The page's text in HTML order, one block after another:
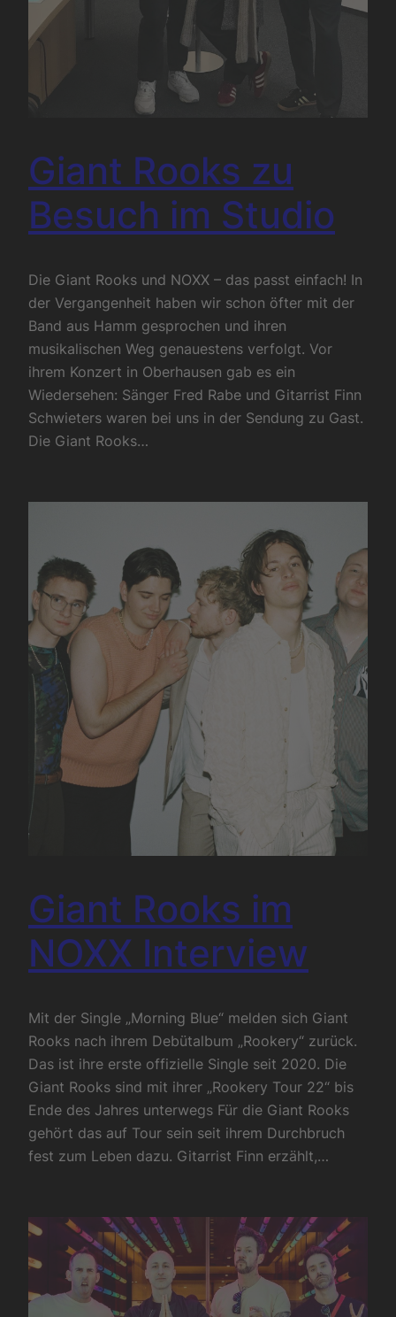
Giant Rooks zu
Besuch im Studio
Die Giant Rooks und NOXX – das passt einfach! In
der Vergangenheit haben wir schon öfter mit der
Band aus Hamm gesprochen und ihren
musikalischen Weg genauestens verfolgt. Vor
ihrem Konzert in Oberhausen gab es ein
Wiedersehen: Sänger Fred Rabe und Gitarrist Finn
Schwieters waren bei uns in der Sendung zu Gast.
Die Giant Rooks…
Giant Rooks im
NOXX Interview
Mit der Single „Morning Blue“ melden sich Giant
Rooks nach ihrem Debütalbum „Rookery“ zurück.
Das ist ihre erste offizielle Single seit 2020. Die
Giant Rooks sind mit ihrer „Rookery Tour 22“ bis
Ende des Jahres unterwegs Für die Giant Rooks
gehört das auf Tour sein seit ihrem Durchbruch
fest zum Leben dazu. Gitarrist Finn erzählt,…